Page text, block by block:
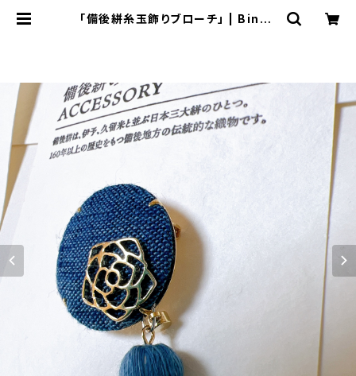
「備後絣糸玉飾りブローチ」 | Bingo